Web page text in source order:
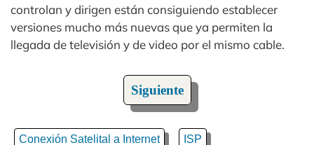
controlan y dirigen están consiguiendo establecer
versiones mucho más nuevas que ya permiten la
llegada de televisión y de video por el mismo cable.
Siguiente
Conexión Satelital a Internet ISP